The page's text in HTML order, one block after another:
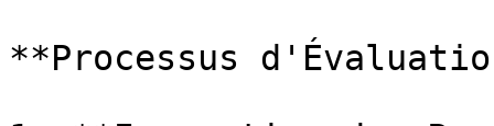
**Processus